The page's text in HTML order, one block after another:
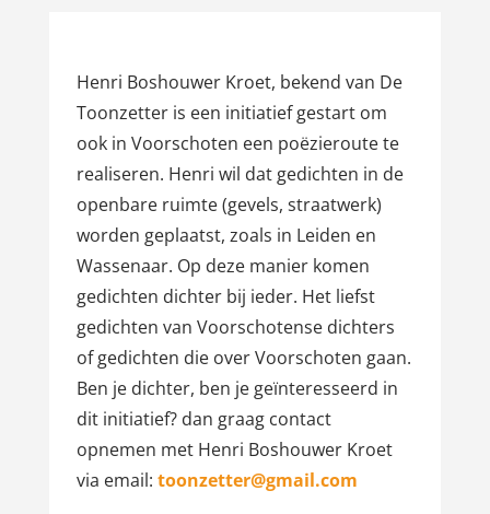
Henri Boshouwer Kroet, bekend van De
Toonzetter is een initiatief gestart om
ook in Voorschoten een poëzieroute te
realiseren. Henri wil dat gedichten in de
openbare ruimte (gevels, straatwerk)
worden geplaatst, zoals in Leiden en
Wassenaar. Op deze manier komen
gedichten dichter bij ieder. Het liefst
gedichten van Voorschotense dichters
of gedichten die over Voorschoten gaan.
Ben je dichter, ben je geïnteresseerd in
dit initiatief? dan graag contact
opnemen met Henri Boshouwer Kroet
via email: toonzetter@gmail.com